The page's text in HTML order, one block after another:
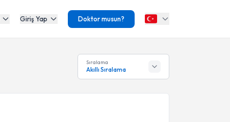
Giriş Yap Doktor musun?
Sıralama
Akıllı Sıralama